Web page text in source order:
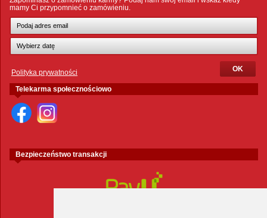
mamy Ci przypomnieć o zamówieniu.
Polityka prywatności
Telekarma społecznościowo
Bezpieczeństwo transakcji